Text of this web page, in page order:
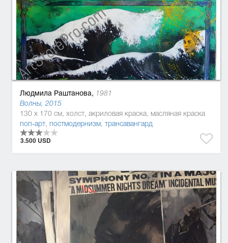
Людмила Раштанова, 1981
Волны, 2015
130 x 170 см, холст, акриловая краска, масляная краска
поп-арт, постмодернизм, трансавангард
3.500 USD